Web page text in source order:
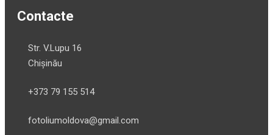
Contacte
Str. V.Lupu 16
Chișinău
+373 79 155 514
fotoliumoldova@gmail.com